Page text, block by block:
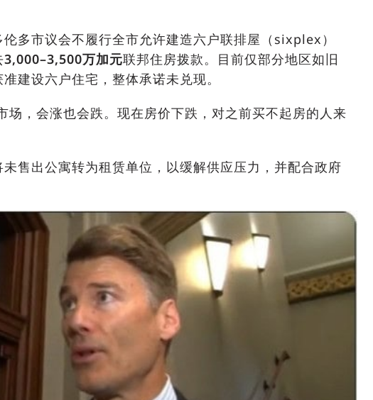
多市议会不履行全市允许建造六户联排屋（sixplex）
3,000–3,500万加元联邦住房拨款。目前仅部分地区如旧
建设六户住宅，整体承诺未兑现。
场，会涨也会跌。现在房价下跌，对之前买不起房的人来
售出公寓转为租赁单位，以缓解供应压力，并配合政府